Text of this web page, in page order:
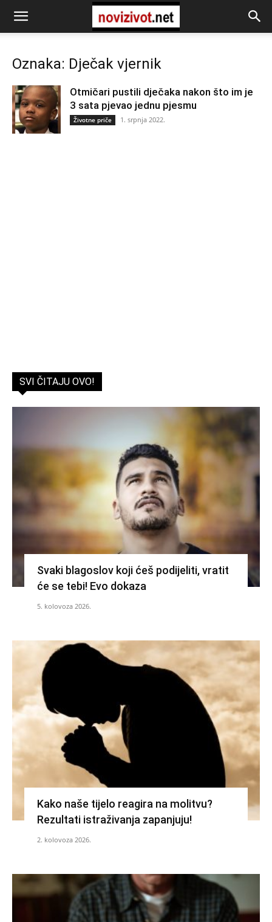
Oznaka: Dječak vjernik
Otmičari pustili dječaka nakon što im je
3 sata pjevao jednu pjesmu
Životne priče 1. srpnja 2022.
SVI ČITAJU OVO!
Svaki blagoslov koji ćeš podijeliti, vratit
će se tebi! Evo dokaza
5. kolovoza 2026.
Kako naše tijelo reagira na molitvu?
Rezultati istraživanja zapanjuju!
2. kolovoza 2026.